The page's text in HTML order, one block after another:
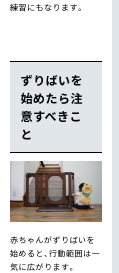
練習にもなります。
ずりばいを
始めたら注
意すべきこ
と
赤ちゃんがずりばいを
始めると、行動範囲は一
気に広がります。